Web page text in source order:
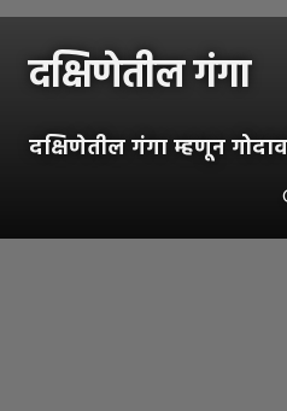
दक्षिणेतील गंगा
दक्षिणेतील गंगा म्हणून